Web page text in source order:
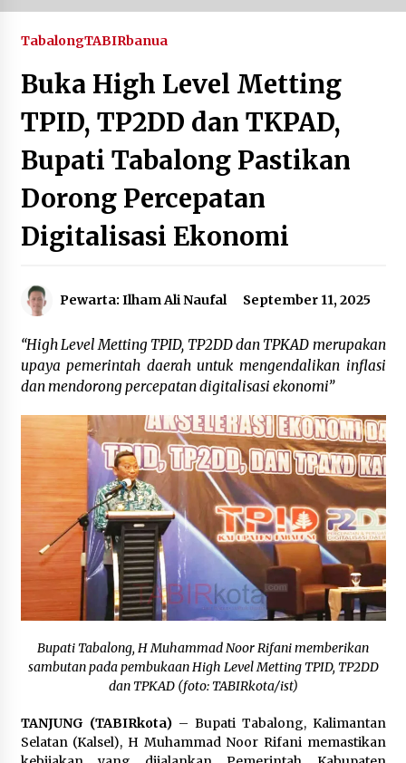
Agustus 6, 2026
Pimpin Kunker ke Pemkab Gunung Kidul
Agustus 5, 2026
PNBP 400 Juta dari Kasus Tambang Ilegal
Hadiri Forum Komunikasi dan Kemitraan BPJS,
Sekda Tapin Komitmen Tingkatkan Layanan
Kejari HST Musnahkan Barang Bukti 27 Perkara
Agustus 4, 2026
Pelajar di HST Musnahkan Barang Bukti
Agustus 4, 2026
Dana Transfer Pusat Berkurang, Pemkab
Balangan Pastikan Enam Prioritas
Pembangunan Tetap Berjalan
Agustus 4, 2026
TabalongTABIRbanua
Buka High Level Metting
TPID, TP2DD dan TKPAD,
Bupati Tabalong Pastikan
Dorong Percepatan
Digitalisasi Ekonomi
Pewarta: Ilham Ali Naufal September 11, 2025
“High Level Metting TPID, TP2DD dan TPKAD merupakan
upaya pemerintah daerah untuk mengendalikan inflasi
dan mendorong percepatan digitalisasi ekonomi”
Bupati Tabalong, H Muhammad Noor Rifani memberikan
sambutan pada pembukaan High Level Metting TPID, TP2DD
dan TPKAD (foto: TABIRkota/ist)
TANJUNG (TABIRkota)– Bupati Tabalong, Kalimantan
Selatan (Kalsel), H Muhammad Noor Rifani memastikan